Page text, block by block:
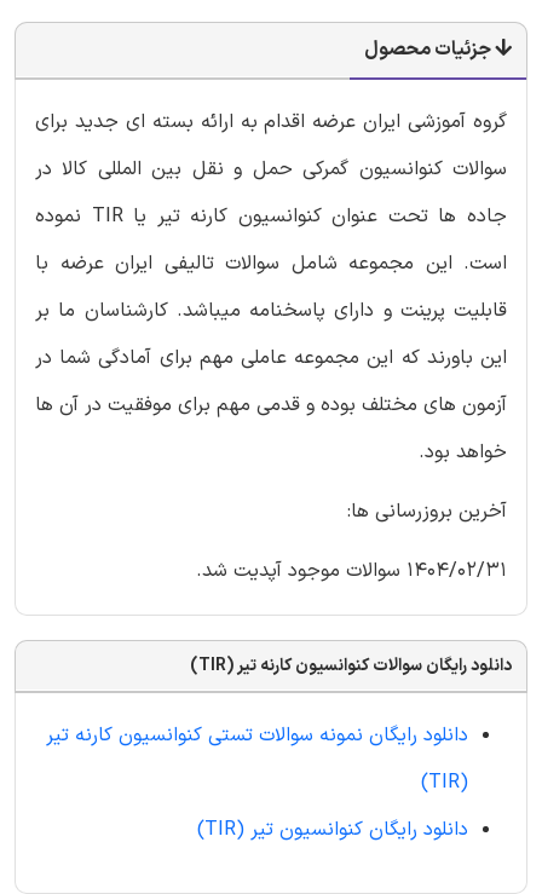
جزئیات محصول
گروه آموزشی ایران عرضه اقدام به ارائه بسته ای جدید برای
سوالات کنوانسیون گمرکی حمل و نقل بین المللی کالا در
جاده ها تحت عنوان کنوانسیون کارنه تیر یا TIR نموده
است. این مجموعه شامل سوالات تالیفی ایران عرضه با
قابلیت پرینت و دارای پاسخنامه میباشد. کارشناسان ما بر
این باورند که این مجموعه عاملی مهم برای آمادگی شما در
آزمون های مختلف بوده و قدمی مهم برای موفقیت در آن ها
خواهد بود.
آخرین بروزرسانی ها:
1404/02/31 سوالات موجود آپدیت شد.
دانلود رایگان سوالات کنوانسیون کارنه تیر (TIR)
دانلود رایگان نمونه سوالات تستی کنوانسیون کارنه تیر
(TIR)
دانلود رایگان کنوانسیون تیر (TIR)